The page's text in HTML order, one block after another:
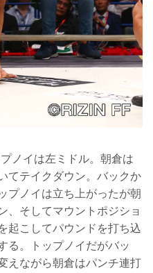
ノイは左ミドル。朝倉は
てテイクダウン。バックか
プノイは立ち上がったが朝
、そしてマウントポジショ
起こしてパウンドを打ち込
る。トップノイだがバッ
えながら朝倉はパンチ連打